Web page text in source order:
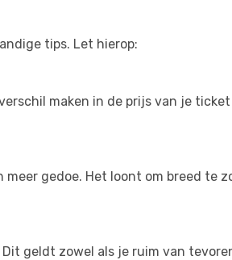
tips. Let hierop:
maken in de prijs van je
gedoe. Het loont om breed te
geldt zowel als je ruim van